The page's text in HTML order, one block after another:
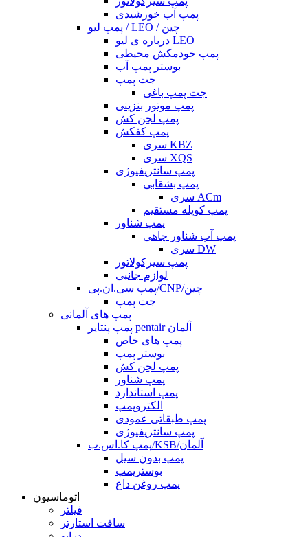
پمپ آب خورشیدی
پمپ لیو / LEO / چین
درباره ی لیو LEO
پمپ خودمکش محیطی
بوستر پمپ آب
جت پمپ
جت پمپ باغی
پمپ موتور بنزینی
پمپ لجن کش
پمپ کفکش
سری KBZ
سری XQS
پمپ سانتریفیوژی
پمپ بشقابی
سری ACm
پمپ کوپله مستقیم
پمپ شناور
پمپ آب شناور چاهی
سری DW
پمپ سیرکولاتور
لوازم جانبی
پمپ سی.ان.پی/CNP/چین
جت پمپ
پمپ های آلمانی
پمپ پنتایر pentair آلمان
پمپ های خاص
بوستر پمپ
پمپ لجن کش
پمپ شناور
پمپ استاندارد
الکتروپمپ
پمپ طبقاتی عمودی
پمپ سانتریفیوژی
پمپ کا.اس.ب/KSB/آلمان
پمپ بدون سیل
بوسترپمپ
پمپ روغن داغ
اتوماسیون
فیلتر
سافت استارتر